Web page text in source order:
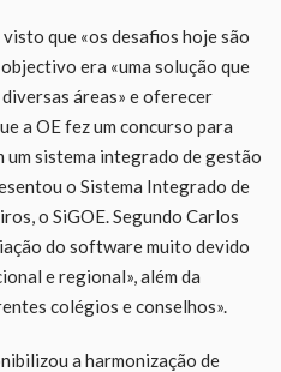
que «os desafios hoje são
era «uma solução que
áreas» e oferecer
a OE fez um concurso para
sistema integrado de gestão
o Sistema Integrado de
o SiGOE. Segundo Carlos
do software muito devido
e regional», além da
colégios e conselhos».
a harmonização de